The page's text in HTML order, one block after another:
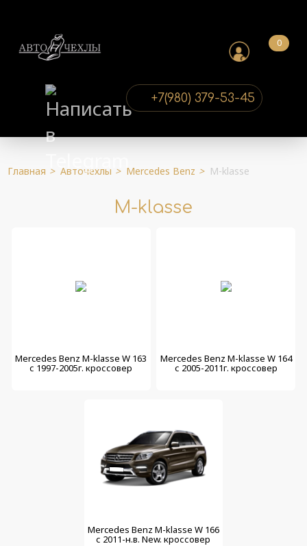
0
+7(980) 379-53-45
Главная > Авточехлы > Mercedes Benz > M-klasse
M-klasse
Mercedes Benz M-klasse W 163
с 1997-2005г. кроссовер
Mercedes Benz M-klasse W 164
с 2005-2011г. кроссовер
Mercedes Benz M-klasse W 166
с 2011-н.в. New. кроссовер